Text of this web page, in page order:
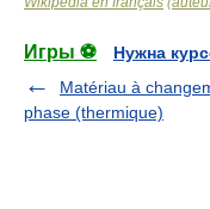
Игры ⚽
Нужна
Matériau à
phase (thermique)